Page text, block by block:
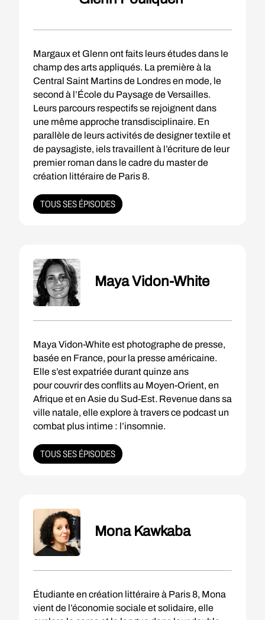
Margaux et Glenn ont faits leurs études dans le
champ des arts appliqués. La première à la
Central Saint Martins de Londres en mode, le
second à l’École du Paysage de Versailles.
Leurs parcours respectifs se rejoignent dans
une même approche transdisciplinaire. En
parallèle de leurs activités de designer textile et
de paysagiste, iels travaillent à l’écriture de leur
premier roman dans le cadre du master de
création littéraire de Paris 8.
TOUS SES ÉPISODES
Maya Vidon-White
Maya Vidon-White est photographe de presse,
basée en France, pour la presse américaine.
Elle s’est expatriée durant quinze ans
pour couvrir des conflits au Moyen-Orient, en
Afrique et en Asie du Sud-Est. Revenue dans sa
ville natale, elle explore à travers ce podcast un
combat plus intime : l’insomnie.
TOUS SES ÉPISODES
Mona Kawkaba
Étudiante en création littéraire à Paris 8, Mona
vient de l’économie sociale et solidaire, elle